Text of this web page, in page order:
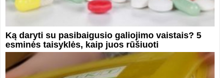
Ką daryti su pasibaigusio galiojimo vaistais? 5
esminės taisyklės, kaip juos rūšiuoti